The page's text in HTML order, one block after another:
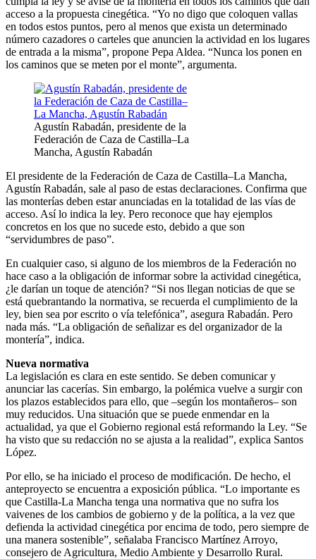
acceso a la propuesta cinegética. “Yo no digo que coloquen vallas
en todos estos puntos, pero al menos que exista un determinado
número cazadores o carteles que anuncien la actividad en los lugares
de entrada a la misma”, propone Pepa Aldea. “Nunca los ponen en
los caminos que se meten por el monte”, argumenta.
Agustín Rabadán, presidente de la
Federación de Caza de Castilla–La
Mancha, Agustín Rabadán
El presidente de la Federación de Caza de Castilla–La Mancha,
Agustín Rabadán, sale al paso de estas declaraciones. Confirma que
las monterías deben estar anunciadas en la totalidad de las vías de
acceso. Así lo indica la ley. Pero reconoce que hay ejemplos
concretos en los que no sucede esto, debido a que son
“servidumbres de paso”.
En cualquier caso, si alguno de los miembros de la Federación no
hace caso a la obligación de informar sobre la actividad cinegética,
¿le darían un toque de atención? “Si nos llegan noticias de que se
está quebrantando la normativa, se recuerda el cumplimiento de la
ley, bien sea por escrito o vía telefónica”, asegura Rabadán. Pero
nada más. “La obligación de señalizar es del organizador de la
montería”, indica.
Nueva normativa
La legislación es clara en este sentido. Se deben comunicar y
anunciar las cacerías. Sin embargo, la polémica vuelve a surgir con
los plazos establecidos para ello, que –según los montañeros– son
muy reducidos. Una situación que se puede enmendar en la
actualidad, ya que el Gobierno regional está reformando la Ley. “Se
ha visto que su redacción no se ajusta a la realidad”, explica Santos
López.
Por ello, se ha iniciado el proceso de modificación. De hecho, el
anteproyecto se encuentra a exposición pública. “Lo importante es
que Castilla-La Mancha tenga una normativa que no sufra los
vaivenes de los cambios de gobierno y de la política, a la vez que
defienda la actividad cinegética por encima de todo, pero siempre de
una manera sostenible”, señalaba Francisco Martínez Arroyo,
consejero de Agricultura, Medio Ambiente y Desarrollo Rural.